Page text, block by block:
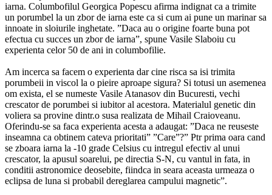
iarna. Columbofilul Georgica Popescu afirma indignat ca a trimite
un porumbel la un zbor de iarna este ca si cum ai pune un marinar sa
innoate in sloiurile inghetate. ”Daca au o origine foarte buna pot
efectua cu succes un zbor de iarna”, spune Vasile Slaboiu cu
experienta celor 50 de ani in columbofilie.
Am incerca sa facem o experienta dar cine risca sa isi trimita
porumbeii in viscol la o pieire aproape sigura? Si totusi un asemenea
om exista, el se numeste Vasile Atanasov din Bucuresti, vechi
crescator de porumbei si iubitor al acestora. Materialul genetic din
voliera sa provine dintr.o susa realizata de Mihail Craioveanu.
Oferindu-se sa faca experienta acesta a adaugat: ”Daca ne reuseste
inseamna ca obtinem cateva prioritati” ”Care”?” Ptr prima oara cand
se zboara iarna la -10 grade Celsius cu intregul efectiv al unui
crescator, la apusul soarelui, pe directia S-N, cu vantul in fata, in
conditii astronomice deosebite, fiindca in seara aceasta urmeaza o
eclipsa de luna si probabil dereglarea campului magnetic”.